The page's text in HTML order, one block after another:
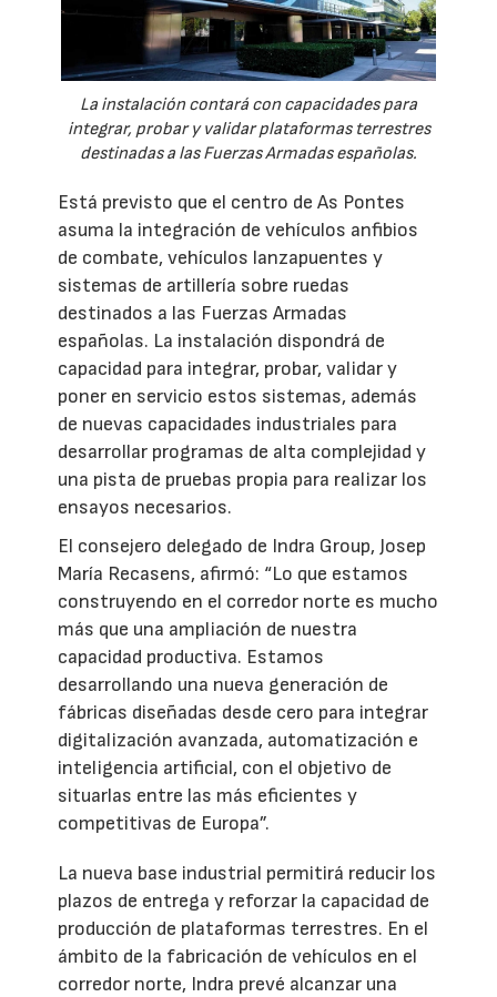
La instalación contará con capacidades para
integrar, probar y validar plataformas terrestres
destinadas a las Fuerzas Armadas españolas.
Está previsto que el centro de As Pontes
asuma la integración de vehículos anfibios
de combate, vehículos lanzapuentes y
sistemas de artillería sobre ruedas
destinados a las Fuerzas Armadas
españolas. La instalación dispondrá de
capacidad para integrar, probar, validar y
poner en servicio estos sistemas, además
de nuevas capacidades industriales para
desarrollar programas de alta complejidad y
una pista de pruebas propia para realizar los
ensayos necesarios.
El consejero delegado de Indra Group, Josep
María Recasens, afirmó: “Lo que estamos
construyendo en el corredor norte es mucho
más que una ampliación de nuestra
capacidad productiva. Estamos
desarrollando una nueva generación de
fábricas diseñadas desde cero para integrar
digitalización avanzada, automatización e
inteligencia artificial, con el objetivo de
situarlas entre las más eficientes y
competitivas de Europa”.
La nueva base industrial permitirá reducir los
plazos de entrega y reforzar la capacidad de
producción de plataformas terrestres. En el
ámbito de la fabricación de vehículos en el
corredor norte, Indra prevé alcanzar una